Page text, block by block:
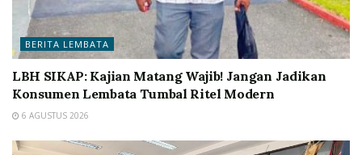
BERITA LEMBATA
LBH SIKAP: Kajian Matang Wajib! Jangan Jadikan
Konsumen Lembata Tumbal Ritel Modern
6 AGUSTUS 2026